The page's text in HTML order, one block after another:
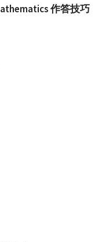
作答技巧